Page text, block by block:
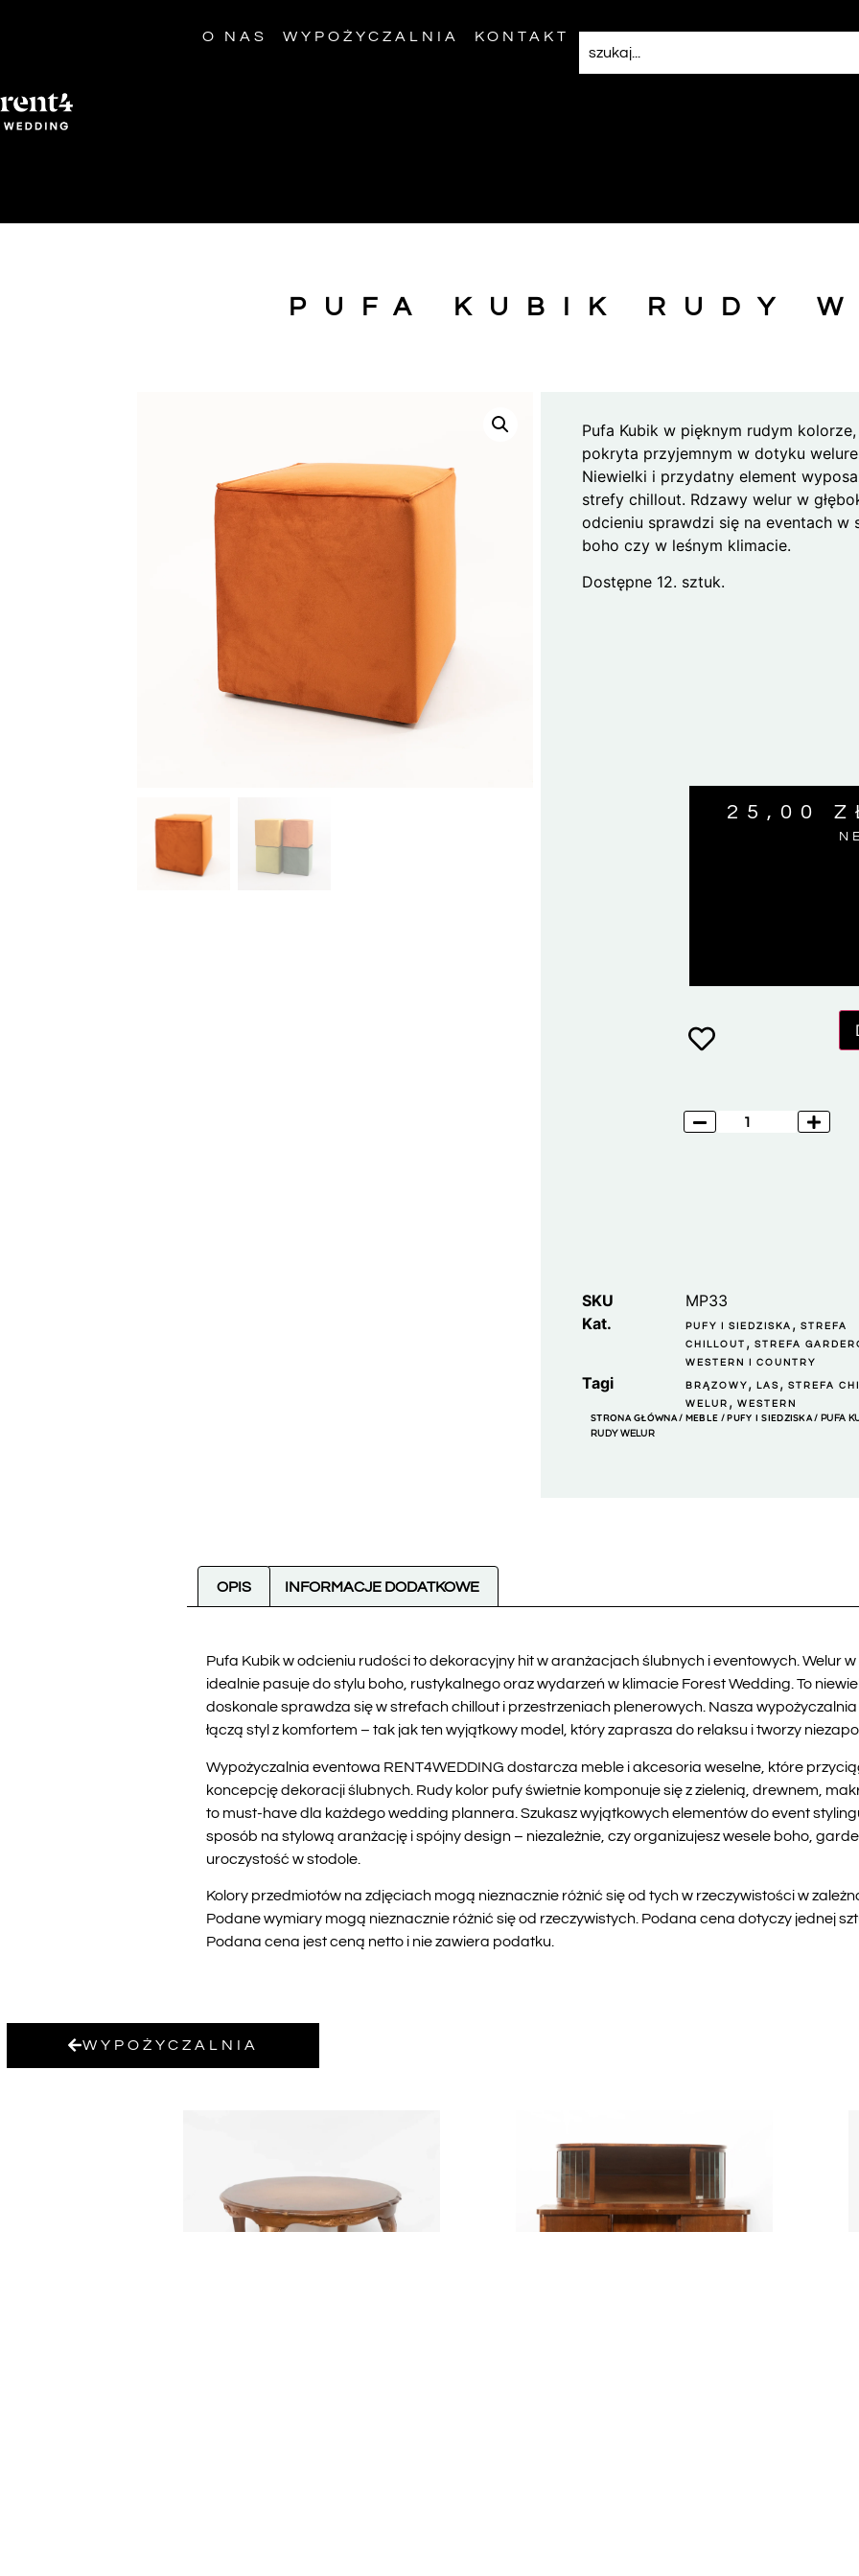
O NAS WYPOŻYCZALNIA KONTAKT
PUFA KUBIK RUDY
Pufa Kubik w pięknym rudym kolorze,
pokryta przyjemnym w dotyku
Niewielki i przydatny element
strefy chillout. Rdzawy welur w
odcieniu sprawdzi się na eventach w
boho czy w leśnym klimacie.
Dostępne 12. sztuk.
25,00
SKU
MP33
Kat.
PUFY I SIEDZISKA ,STREFA
CHILLOUT ,STREFA
WESTERN I COUNTRY
Tagi BRĄZOWY ,LAS ,STREFA
WELUR ,WESTERN
STRONA GŁÓWNA/ MEBLE / PUFY I SIEDZISKA/ PUFA
RUDY WELUR
OPIS INFORMACJE DODATKOWE
Pufa Kubik w odcieniu rudości to dekoracyjny hit w aranżacjach ślubnych i eventowych. Welur w
idealnie pasuje do stylu boho, rustykalnego oraz wydarzeń w klimacie Forest Wedding. To
doskonale sprawdza się w strefach chillout i przestrzeniach plenerowych. Nasza
łączą styl z komfortem – tak jak ten wyjątkowy model, który zaprasza do relaksu i tworzy
Wypożyczalnia eventowa RENT4WEDDING dostarcza meble i akcesoria weselne, które
koncepcję dekoracji ślubnych. Rudy kolor pufy świetnie komponuje się z zielenią, drewnem,
to must-have dla każdego wedding plannera. Szukasz wyjątkowych elementów do event
sposób na stylową aranżację i spójny design – niezależnie, czy organizujesz wesele boho,
uroczystość w stodole.
Kolory przedmiotów na zdjęciach mogą nieznacznie różnić się od tych w rzeczywistości w
Podane wymiary mogą nieznacznie różnić się od rzeczywistych. Podana cena dotyczy jednej
Podana cena jest ceną netto i nie zawiera podatku.
WYPOŻYCZALNIA